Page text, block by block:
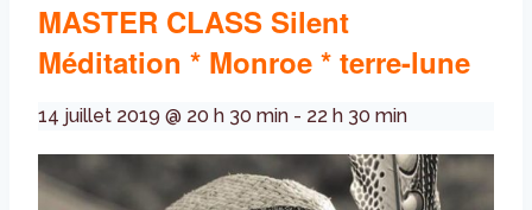
MASTER CLASS Silent
Méditation * Monroe * terre-lune
14 juillet 2019 @ 20 h 30 min - 22 h 30 min